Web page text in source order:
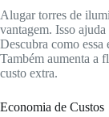
Alugar torres de
vantagem. Isso
Descubra como essa
Também aumenta a
custo extra.
Economia de Custos